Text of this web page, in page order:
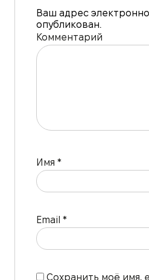
Ваш адрес
опубликован.
Комментарий
Имя *
Email *
Сохранить моё имя,